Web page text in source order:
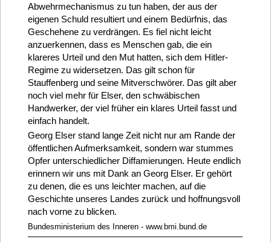
Abwehrmechanismus zu tun haben, der aus der
eigenen Schuld resultiert und einem Bedürfnis, das
Geschehene zu verdrängen. Es fiel nicht leicht
anzuerkennen, dass es Menschen gab, die ein
klareres Urteil und den Mut hatten, sich dem Hitler-
Regime zu widersetzen. Das gilt schon für
Stauffenberg und seine Mitverschwörer. Das gilt aber
noch viel mehr für Elser, den schwäbischen
Handwerker, der viel früher ein klares Urteil fasst und
einfach handelt.
Georg Elser stand lange Zeit nicht nur am Rande der
öffentlichen Aufmerksamkeit, sondern war stummes
Opfer unterschiedlicher Diffamierungen. Heute endlich
erinnern wir uns mit Dank an Georg Elser. Er gehört
zu denen, die es uns leichter machen, auf die
Geschichte unseres Landes zurück und hoffnungsvoll
nach vorne zu blicken.
Bundesministerium des Inneren - www.bmi.bund.de